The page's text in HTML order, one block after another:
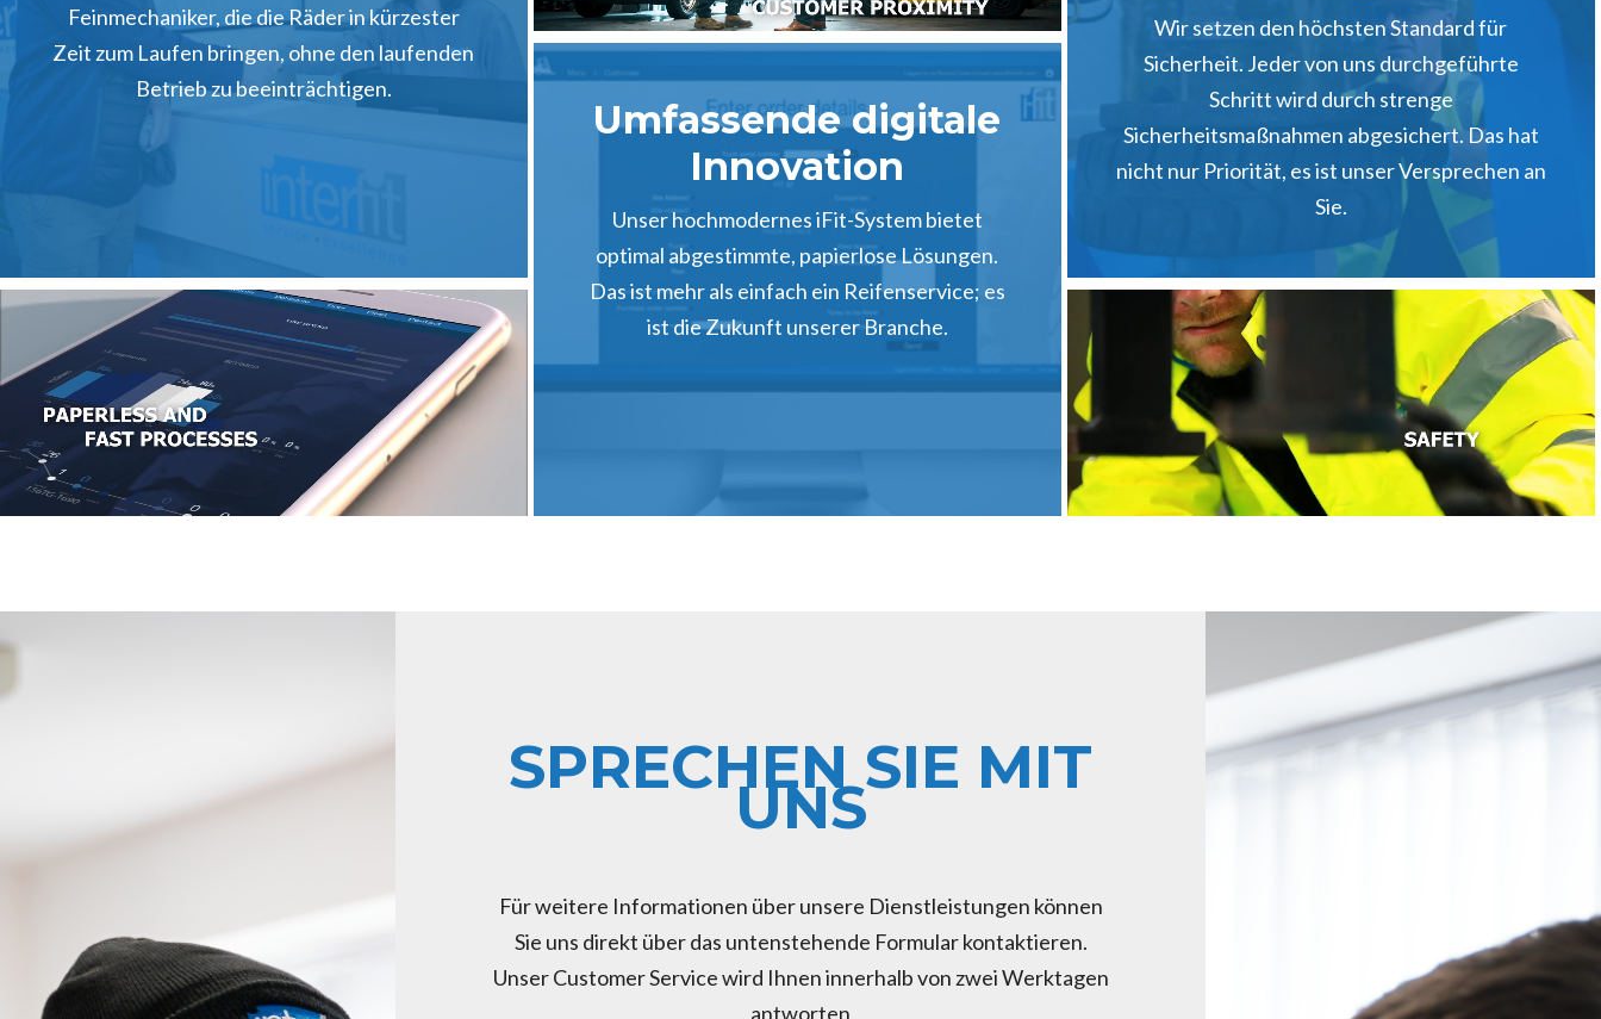
Feinmechaniker, die die Räder in kürzester
Zeit zum Laufen bringen, ohne den laufenden
Betrieb zu beeinträchtigen.
Umfassende digitale
Innovation
Unser hochmodernes iFit-System bietet
optimal abgestimmte, papierlose Lösungen.
Das ist mehr als einfach ein Reifenservice; es
ist die Zukunft unserer Branche.
Wir setzen den höchsten Standard für
Sicherheit. Jeder von uns durchgeführte
Schritt wird durch strenge
Sicherheitsmaßnahmen abgesichert. Das hat
nicht nur Priorität, es ist unser Versprechen an
Sie.
SPRECHEN SIE MIT
UNS
Für weitere Informationen über unsere Dienstleistungen können
Sie uns direkt über das untenstehende Formular kontaktieren.
Unser Customer Service wird Ihnen innerhalb von zwei Werktagen
antworten